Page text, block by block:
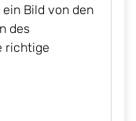
Bild von den
des
richtige